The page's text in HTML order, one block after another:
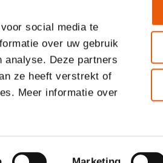
social media te
over uw gebruik
analyse. Deze partners
ze heeft verstrekt of
Meer informatie over